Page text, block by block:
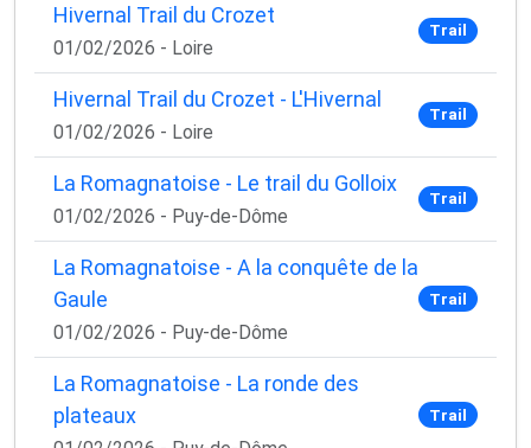
Hivernal Trail du Crozet
01/02/2026 - Loire
Trail
Hivernal Trail du Crozet - L'Hivernal
01/02/2026 - Loire
Trail
La Romagnatoise - Le trail du Golloix
01/02/2026 - Puy-de-Dôme
Trail
La Romagnatoise - A la conquête de la
Gaule
01/02/2026 - Puy-de-Dôme
Trail
La Romagnatoise - La ronde des
plateaux
Trail